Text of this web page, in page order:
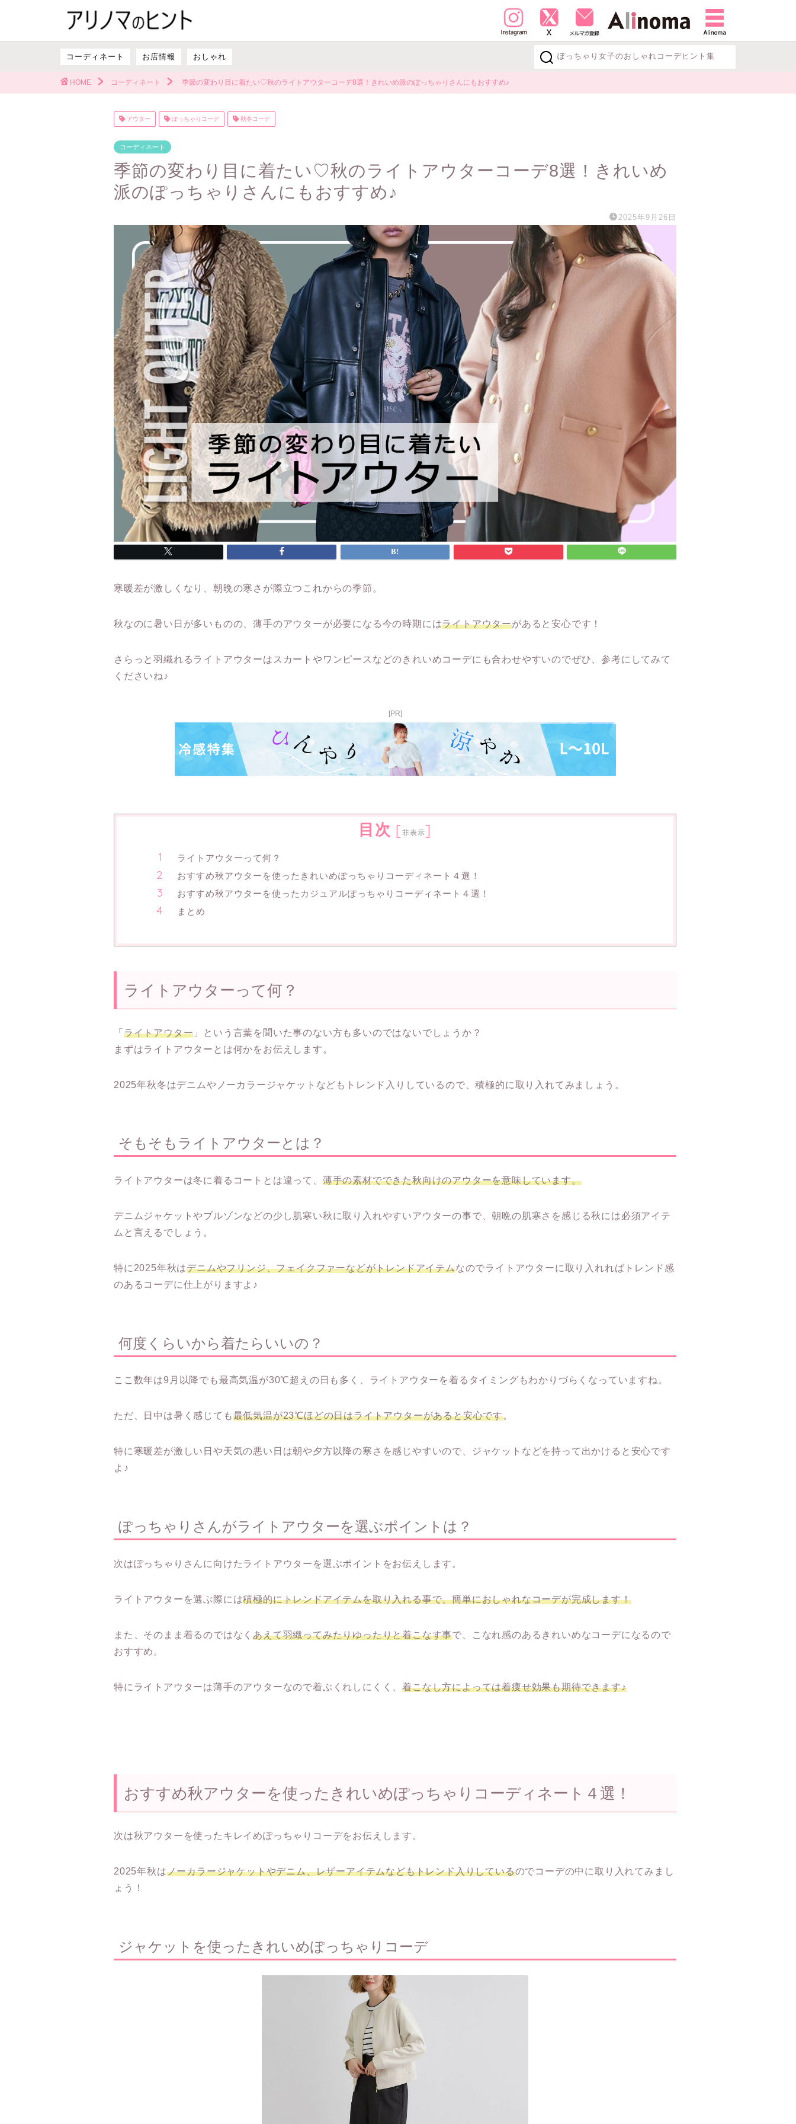
コーディネート お店情報 おしゃれ 探す
ぽっちゃり女子のおしゃれコーデヒント集
HOME コーディネート 季節の変わり目に着たい♡秋のライトアウターコーデ8選！きれいめ派のぽっちゃりさんにもおすすめ♪
アウター ぽっちゃりコーデ 秋冬コーデ
コーディネート
季節の変わり目に着たい♡秋のライトアウターコーデ8選！きれいめ
派のぽっちゃりさんにもおすすめ♪
2025年9月26日
寒暖差が激しくなり、朝晩の寒さが際立つこれからの季節。
秋なのに暑い日が多いものの、薄手のアウターが必要になる今の時期にはライトアウターがあると安心です！
さらっと羽織れるライトアウターはスカートやワンピースなどのきれいめコーデにも合わせやすいのでぜひ、参考にしてみて
くださいね♪
[PR]
目次 [非表示]
ライトアウターって何？
おすすめ秋アウターを使ったきれいめぽっちゃりコーディネート４選！
おすすめ秋アウターを使ったカジュアルぽっちゃりコーディネート４選！
まとめ
ライトアウターって何？
「 ライトアウター 」という言葉を聞いた事のない方も多いのではないでしょうか？
まずはライトアウターとは何かをお伝えします。
2025年秋冬はデニムやノーカラージャケットなどもトレンド入りしているので、積極的に取り入れてみましょう。
そもそもライトアウターとは？
ライトアウターは冬に着るコートとは違って、 薄手の素材でできた秋向けのアウターを意味しています。
デニムジャケットやブルゾンなどの少し肌寒い秋に取り入れやすいアウターの事で、朝晩の肌寒さを感じる秋には必須アイテ
ムと言えるでしょう。
特に2025年秋はデニムやフリンジ、フェイクファーなどがトレンドアイテムなのでライトアウターに取り入れればトレンド感
のあるコーデに仕上がりますよ♪
何度くらいから着たらいいの？
ここ数年は9月以降でも最高気温が30℃超えの日も多く、ライトアウターを着るタイミングもわかりづらくなっていますね。
ただ、日中は暑く感じても最低気温が23℃ほどの日はライトアウターがあると安心です。
特に寒暖差が激しい日や天気の悪い日は朝や夕方以降の寒さを感じやすいので、ジャケットなどを持って出かけると安心です
よ♪
ぽっちゃりさんがライトアウターを選ぶポイントは？
次はぽっちゃりさんに向けたライトアウターを選ぶポイントをお伝えします。
ライトアウターを選ぶ際には積極的にトレンドアイテムを取り入れる事で、簡単におしゃれなコーデが完成します！
また、そのまま着るのではなくあえて羽織ってみたりゆったりと着こなす事で、こなれ感のあるきれいめなコーデになるので
おすすめ。
特にライトアウターは薄手のアウターなので着ぶくれしにくく、着こなし方によっては着痩せ効果も期待できます♪
おすすめ秋アウターを使ったきれいめぽっちゃりコーディネート４選！
次は秋アウターを使ったキレイめぽっちゃりコーデをお伝えします。
2025年秋はノーカラージャケットやデニム、レザーアイテムなどもトレンド入りしているのでコーデの中に取り入れてみまし
ょう！
ジャケットを使ったきれいめぽっちゃりコーデ